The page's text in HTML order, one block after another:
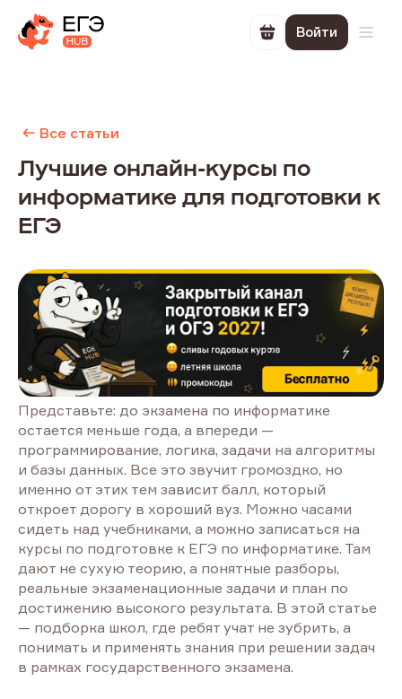
Перейти в
Войти
Все статьи
Лучшие онлайн-курсы по
информатике для подготовки к
ЕГЭ
Представьте: до экзамена по информатике
остается меньше года, а впереди —
программирование, логика, задачи на алгоритмы
и базы данных. Все это звучит громоздко, но
именно от этих тем зависит балл, который
откроет дорогу в хороший вуз. Можно часами
сидеть над учебниками, а можно записаться на
курсы по подготовке к ЕГЭ по информатике. Там
дают не сухую теорию, а понятные разборы,
реальные экзаменационные задачи и план по
достижению высокого результата. В этой статье
— подборка школ, где ребят учат не зубрить, а
понимать и применять знания при решении задач
в рамках государственного экзамена.